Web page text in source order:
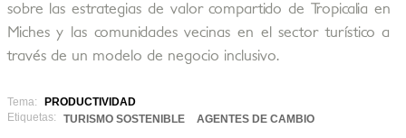
sobre las estrategias de valor compartido de Tropicalia en
Miches y las comunidades vecinas en el sector turístico a
través de un modelo de negocio inclusivo.
Tema:
PRODUCTIVIDAD
Etiquetas:
TURISMO SOSTENIBLE AGENTES DE CAMBIO